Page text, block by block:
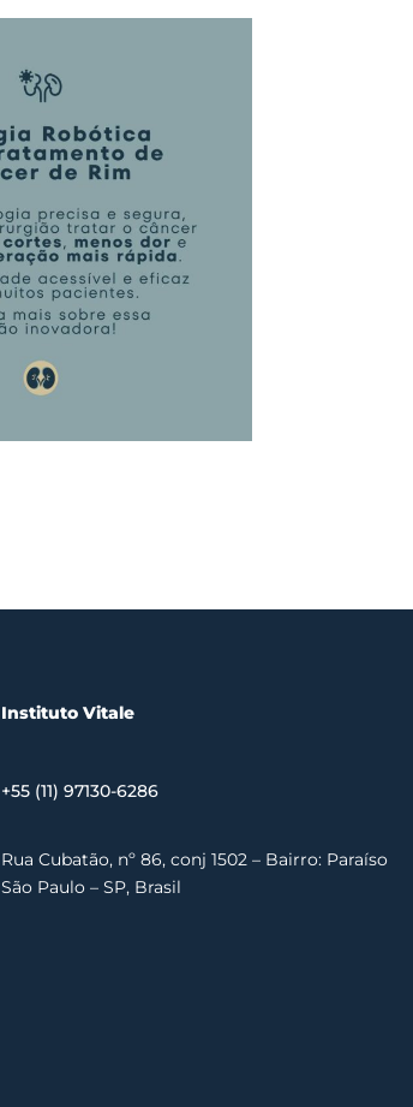
Instituto Vitale
+55 (11) 97130-6286
Rua Cubatão, nº 86, conj 1502 – Bairro: Paraíso
São Paulo – SP, Brasil